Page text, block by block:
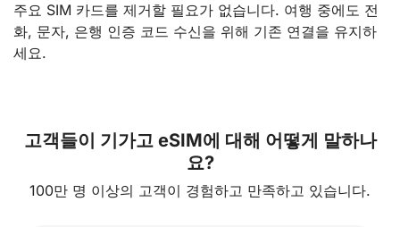
주요 SIM 카드를 제거할 필요가 없습니다. 여행 중에도 전
화, 문자, 은행 인증 코드 수신을 위해 기존 연결을 유지하
세요.
고객들이 기가고 eSIM에 대해 어떻게 말하나
요?
100만 명 이상의 고객이 경험하고 만족하고 있습니다.